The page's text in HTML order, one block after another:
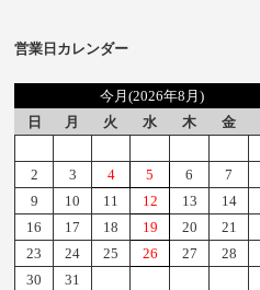
営業日カレンダー
今月(2026年8月)
日
月 火 水 木 金
2
3 4 5 6 7
9
10 11 12 13 14
16
17 18 19 20 21
23
24 25 26 27 28
30
31